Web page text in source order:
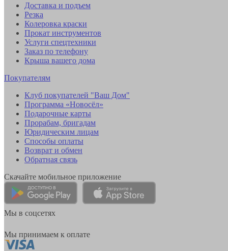
Доставка и подъем
Резка
Колеровка краски
Прокат инструментов
Услуги спецтехники
Заказ по телефону
Крыша вашего дома
Покупателям
Клуб покупателей "Ваш Дом"
Программа «Новосёл»
Подарочные карты
Прорабам, бригадам
Юридическим лицам
Способы оплаты
Возврат и обмен
Обратная связь
Скачайте мобильное приложение
Мы в соцсетях
Мы принимаем к оплате